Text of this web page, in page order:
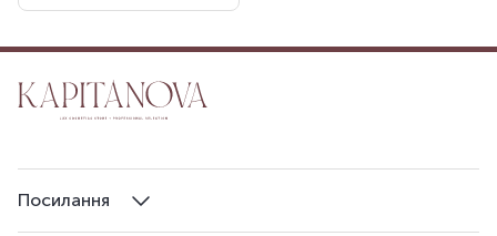
Посилання